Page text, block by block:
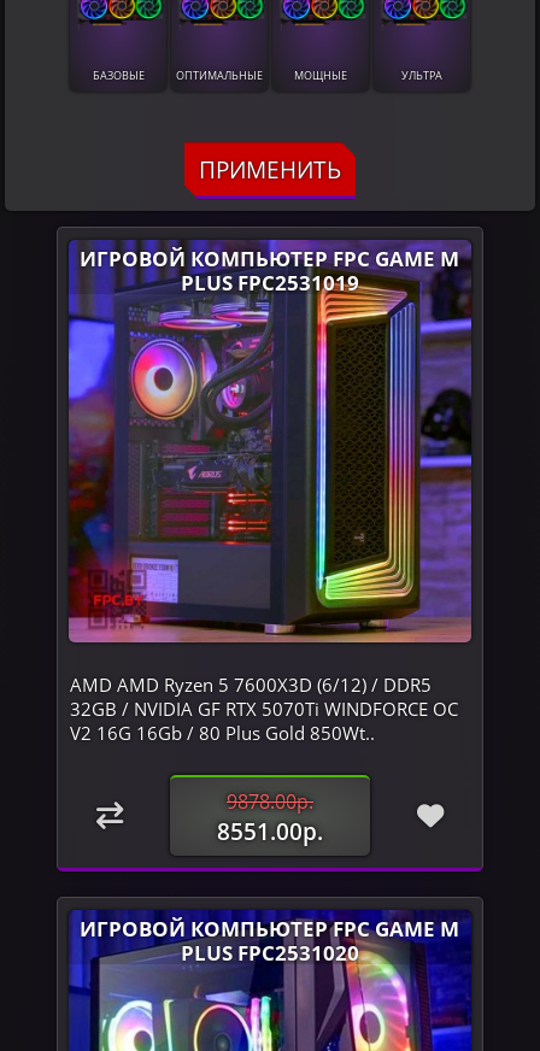
БАЗОВЫЕ ОПТИМАЛЬНЫЕ МОЩНЫЕ УЛЬТРА
ПРИМЕНИТЬ
ИГРОВОЙ КОМПЬЮТЕР FPC GAME M
PLUS FPC2531019
AMD AMD Ryzen 5 7600X3D (6/12) / DDR5
32GB / NVIDIA GF RTX 5070Ti WINDFORCE OC
V2 16G 16Gb / 80 Plus Gold 850Wt..
9878.00р.
8551.00р.
ИГРОВОЙ КОМПЬЮТЕР FPC GAME M
PLUS FPC2531020